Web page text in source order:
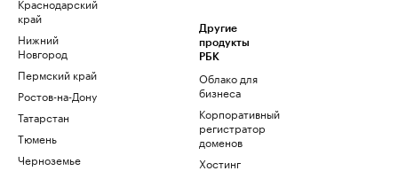
край
Нижний
Новгород
Пермский край
Ростов-на-Дону
Татарстан
Тюмень
Черноземье
Другие
продукты
РБК
Облако для
бизнеса
Корпоративный
регистратор
доменов
Хостинг